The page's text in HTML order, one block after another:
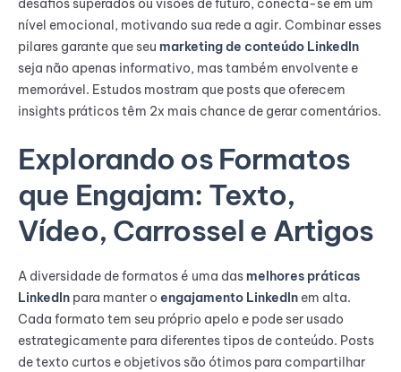
desafios superados ou visões de futuro, conecta-se em um
nível emocional, motivando sua rede a agir. Combinar esses
pilares garante que seu marketing de conteúdo LinkedIn
seja não apenas informativo, mas também envolvente e
memorável. Estudos mostram que posts que oferecem
insights práticos têm 2x mais chance de gerar comentários.
Explorando os Formatos
que Engajam: Texto,
Vídeo, Carrossel e Artigos
A diversidade de formatos é uma dasmelhores práticas
LinkedIn para manter o engajamento LinkedIn em alta.
Cada formato tem seu próprio apelo e pode ser usado
estrategicamente para diferentes tipos de conteúdo. Posts
de texto curtos e objetivos são ótimos para compartilhar